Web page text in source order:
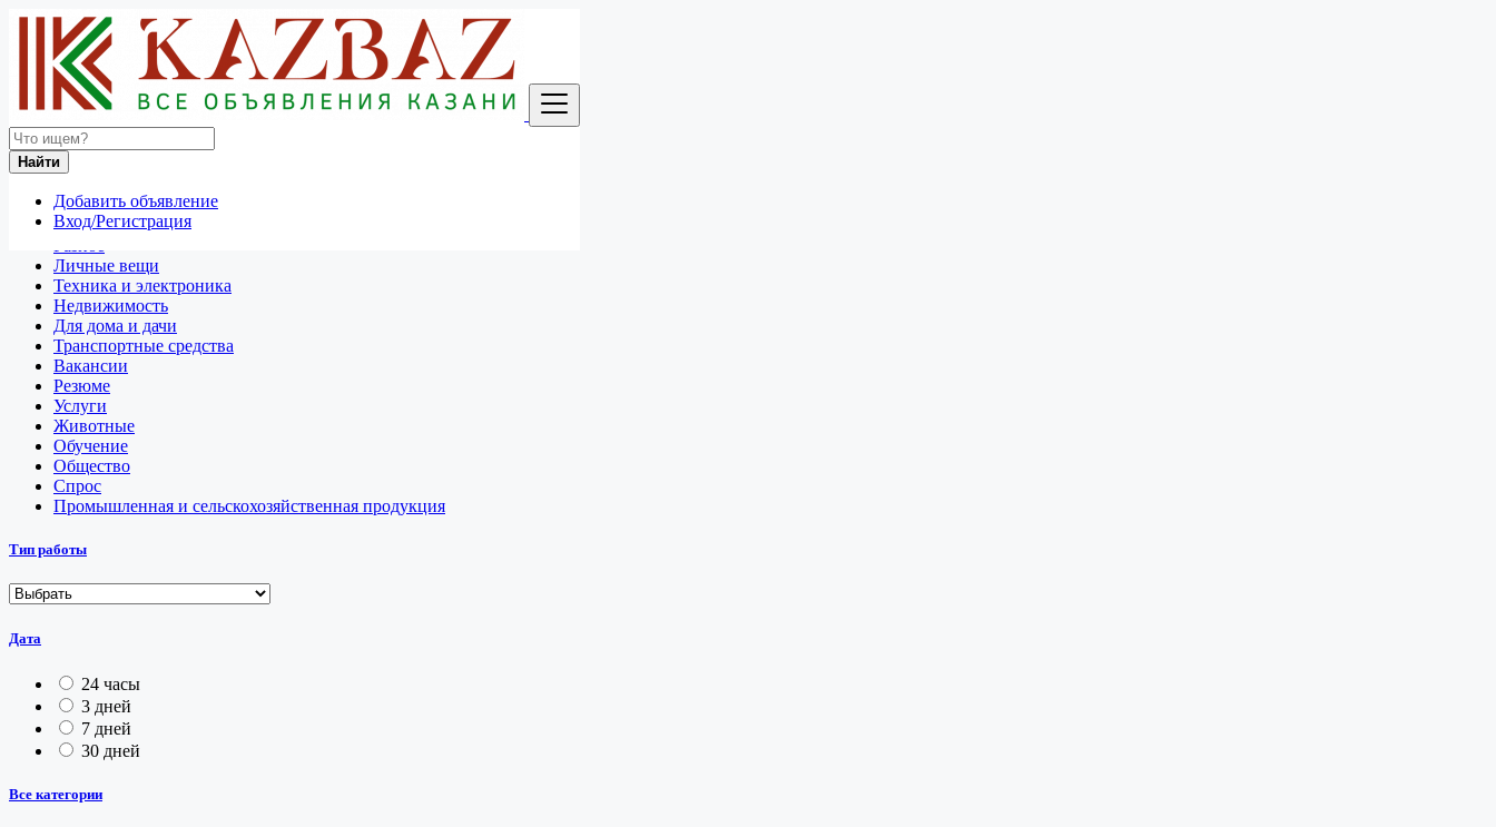
Найти
Добавить объявление
Вход/Регистрация
Россия
Вакансии
Отдам даром
Личные вещи
Техника и электроника
Недвижимость
Для дома и дачи
Транспортные средства
Вакансии
Резюме
Услуги
Животные
Обучение
Общество
Спрос
Промышленная и сельскохозяйственная продукция
Тип работы
Дата
24 часы
3 дней
7 дней
30 дней
Все категории